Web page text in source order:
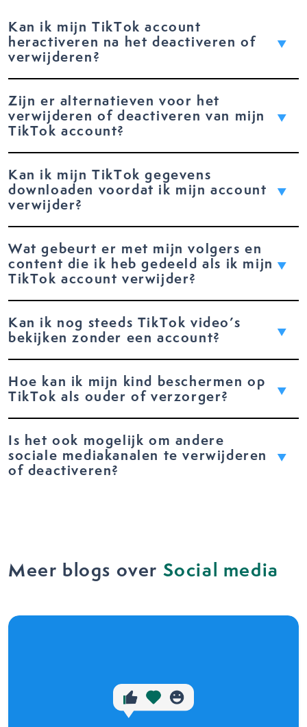
Kan ik mijn TikTok account
heractiveren na het deactiveren of
verwijderen?
Zijn er alternatieven voor het
verwijderen of deactiveren van mijn
TikTok account?
Kan ik mijn TikTok gegevens
downloaden voordat ik mijn account
verwijder?
Wat gebeurt er met mijn volgers en
content die ik heb gedeeld als ik mijn
TikTok account verwijder?
Kan ik nog steeds TikTok video’s
bekijken zonder een account?
Hoe kan ik mijn kind beschermen op
TikTok als ouder of verzorger?
Is het ook mogelijk om andere
sociale mediakanalen te verwijderen
of deactiveren?
Meer blogs over Social media